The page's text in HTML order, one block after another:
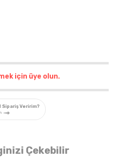
için üye olun.
Çekebilir